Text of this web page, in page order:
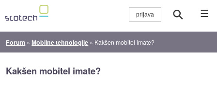
☰
Forum »Mobilne tehnologije » Kakšen mobitel imate?
Kakšen mobitel imate?